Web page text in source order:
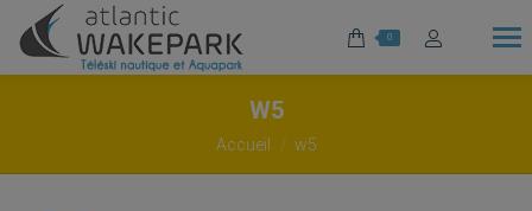
0
W5
Vous êtes ici :
Accueil w5